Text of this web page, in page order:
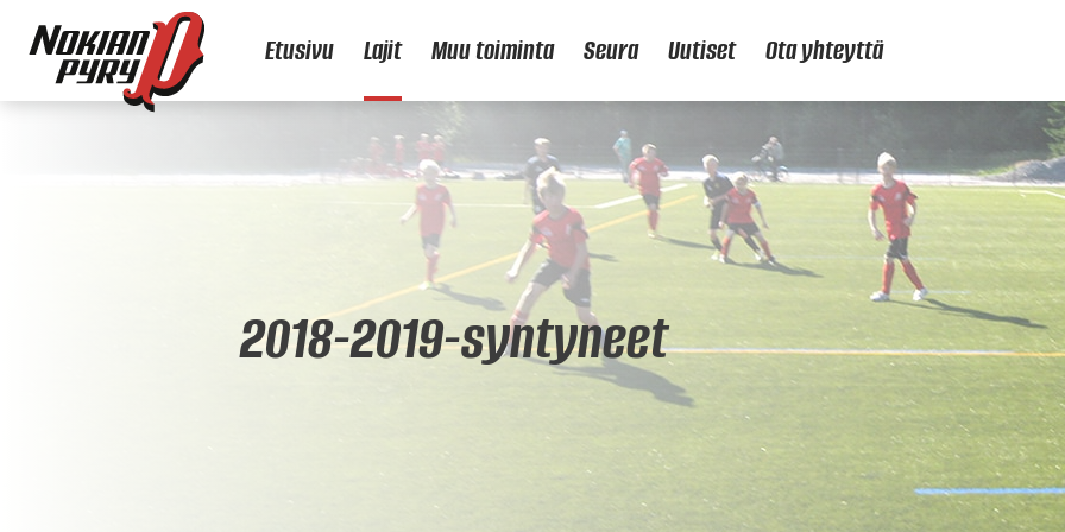
Etusivu Lajit Muu toiminta Seura Uutiset Ota yhteyttä
2018-2019-syntyneet